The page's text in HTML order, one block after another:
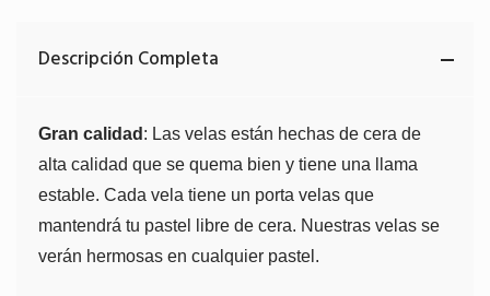
Descripción Completa
Gran calidad : Las velas están hechas de cera de
alta calidad que se quema bien y tiene una llama
estable. Cada vela tiene un porta velas que
mantendrá tu pastel libre de cera. Nuestras velas se
verán hermosas en cualquier pastel.